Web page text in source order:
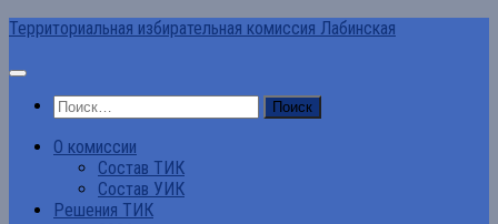
Перейти
содержимому
Территориальная избирательная комиссия Лабинская
Найти:
О комиссии
Состав ТИК
Состав УИК
Решения ТИК